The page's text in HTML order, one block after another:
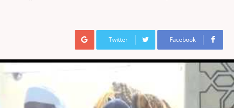
Facebook
Twitter
Google+